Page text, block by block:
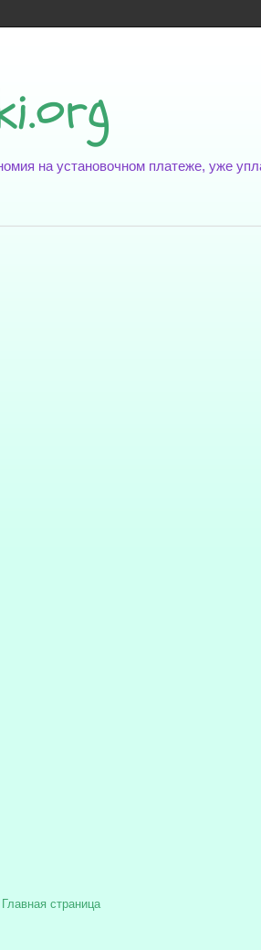
на установочном платеже, уже
Главная страница